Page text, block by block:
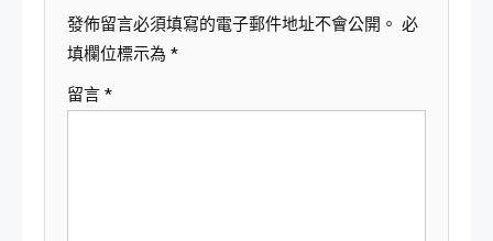
發佈留言必須填寫的電子郵件地址不會公開。 必
填欄位標示為 *
留言 *